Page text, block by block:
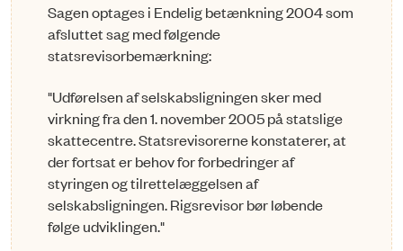
Sagen optages i Endelig betænkning 2004 som
afsluttet sag med følgende
statsrevisorbemærkning:
"Udførelsen af selskabsligningen sker med
virkning fra den 1. november 2005 på statslige
skattecentre. Statsrevisorerne konstaterer, at
der fortsat er behov for forbedringer af
styringen og tilrettelæggelsen af
selskabsligningen. Rigsrevisor bør løbende
følge udviklingen."